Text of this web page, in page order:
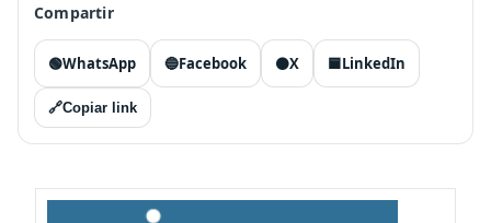
Compartir
🟢WhatsApp 🔵Facebook ⚫X 🟦LinkedIn
🔗Copiar link